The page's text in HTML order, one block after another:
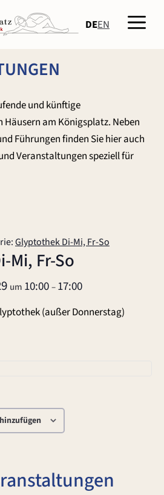
DEEN
und künftige
am Königsplatz. Neben
Führungen finden Sie hier auch
Veranstaltungen speziell für
Glyptothek Di-Mi, Fr-So
Mi, Fr-So
um 10:00–17:00
(außer Donnerstag)